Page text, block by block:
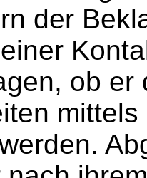
der
ob